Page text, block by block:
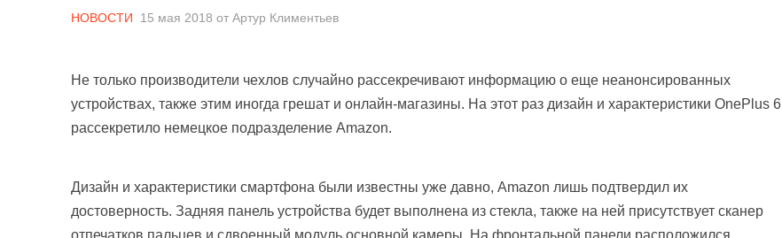
НОВОСТИ 15 мая 2018 от Артур Климентьев
Не только производители чехлов случайно рассекречивают информацию о еще неанонсированных
устройствах, также этим иногда грешат и онлайн-магазины. На этот раз дизайн и характеристики OnePlus 6
рассекретило немецкое подразделение Amazon.
Дизайн и характеристики смартфона были известны уже давно, Amazon лишь подтвердил их
достоверность. Задняя панель устройства будет выполнена из стекла, также на ней присутствует сканер